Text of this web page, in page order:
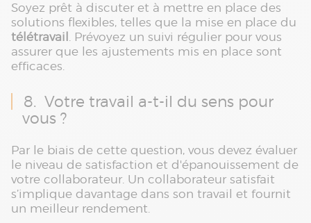
Soyez prêt à discuter et à mettre en place des
solutions flexibles, telles que la mise en place du
télétravail . Prévoyez un suivi régulier pour vous
assurer que les ajustements mis en place sont
efficaces.
8. Votre travail a-t-il du sens pour
vous ?
Par le biais de cette question, vous devez évaluer
le niveau de satisfaction et d'épanouissement de
votre collaborateur. Un collaborateur satisfait
s’implique davantage dans son travail et fournit
un meilleur rendement.